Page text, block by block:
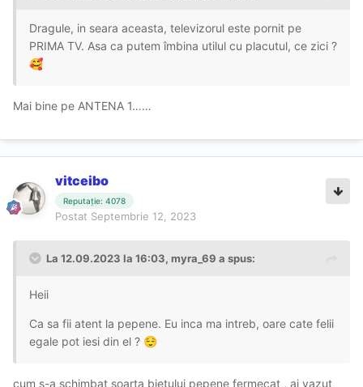
Dragule, in seara aceasta, televizorul este pornit pe
PRIMA TV. Asa ca putem îmbina utilul cu placutul, ce zici ?
🥰
Mai bine pe ANTENA 1……
vitceibo
Reputație: 4078
Postat Septembrie 12, 2023
La 12.09.2023 la 16:03, myra_69 a spus:
Heii
Ca sa fii atent la pepene. Eu inca ma intreb, oare cate felii
egale pot iesi din el ? 😌
cum s-a schimbat soarta bietului pepene fermecat , ai vazut